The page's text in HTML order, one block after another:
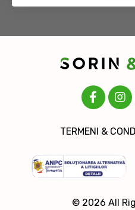
TERMENI &
© 2026 All